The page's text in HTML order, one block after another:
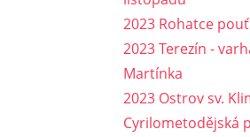
2023 Rohatce pouť
2023 Terezín -
Martínka
2023 Ostrov sv.
Cyrilometodějská